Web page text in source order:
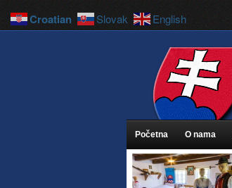
Početna O nama
Croatian Slovak English